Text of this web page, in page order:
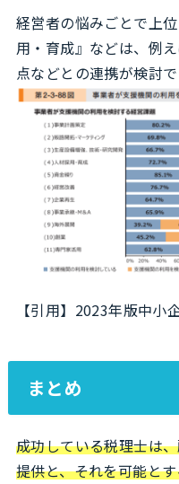
経営者の悩みごとで上
用・育成』などは、例
点などとの連携が検討で
【引用】 2023年版中小
まとめ
成功している税理士は
提供と、それを可能と